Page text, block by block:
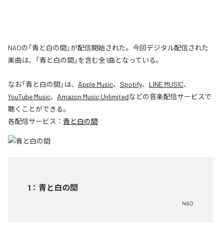
NAOの「青と白の間」が配信開始された。今回デジタル配信された
楽曲は、「青と白の間」を含む全1曲となっている。
なお「青と白の間」は、 Apple Music、 Spotify、 LINE MUSIC、
YouTube Music、 Amazon Music Unlimitedなどの音楽配信サービスで
聴くことができる。
各配信サービス： 青と白の間
1 ： 青と白の間
NAO